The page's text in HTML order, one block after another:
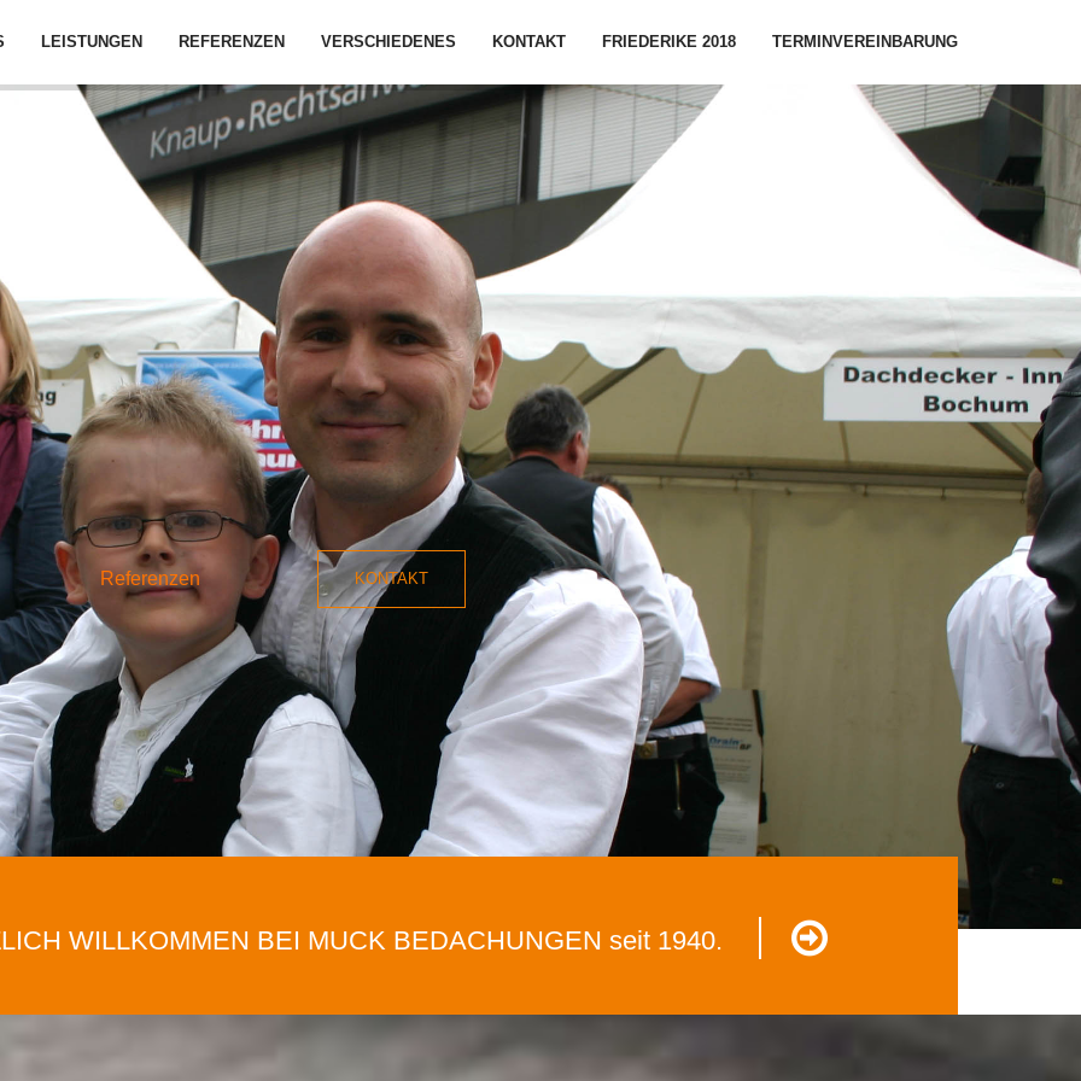
LEISTUNGEN REFERENZEN VERSCHIEDENES KONTAKT FRIEDERIKE 2018 TERMINVEREINBARUNG
Referenzen KONTAKT
WILLKOMMEN BEI MUCK BEDACHUNGEN seit 1940.